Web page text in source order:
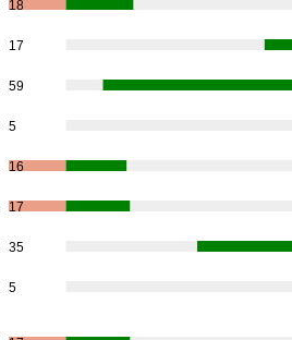
18
17
59
5
16
17
35
5